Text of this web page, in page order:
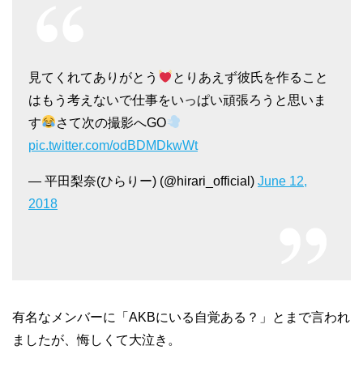
見てくれてありがとう
とりあえず彼氏を作ること
はもう考えないで仕事をいっぱい頑張ろうと思いま
す
さて次の撮影へGO
pic.twitter.com/odBDMDkwWt
— 平田梨奈(ひらりー) (@hirari_official) June 12,
2018
有名なメンバーに「AKBにいる自覚ある？」とまで言われ
ましたが、悔しくて大泣き。